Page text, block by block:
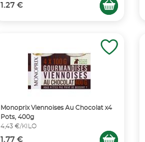
1.27 €
Monoprix Viennoises Au Chocolat x4
Pots, 400g
4,43 €/KILO
1.77 €